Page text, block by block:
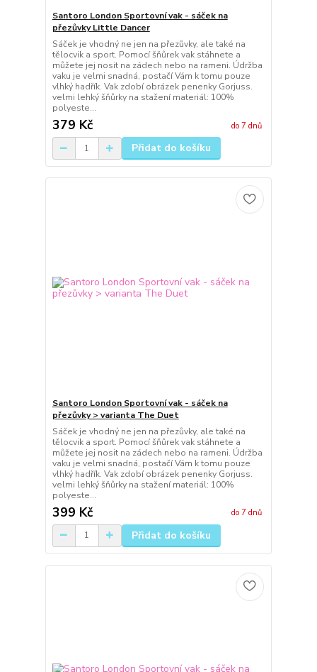
Santoro London Sportovní vak - sáček na
přezůvky Little Dancer
Sáček je vhodný ne jen na přezůvky, ale také na
tělocvik a sport. Pomocí šňůrek vak stáhnete a
můžete jej nosit na zádech nebo na rameni. Údržba
vaku je velmi snadná, postačí Vám k tomu pouze
vlhký hadřík. Vak zdobí obrázek penenky Gorjuss.
velmi lehký šňůrky na stažení materiál: 100%
polyeste...
379 Kč do 7 dnů
Přidat do košíku
Santoro London Sportovní vak - sáček na
přezůvky > varianta The Duet
Sáček je vhodný ne jen na přezůvky, ale také na
tělocvik a sport. Pomocí šňůrek vak stáhnete a
můžete jej nosit na zádech nebo na rameni. Údržba
vaku je velmi snadná, postačí Vám k tomu pouze
vlhký hadřík. Vak zdobí obrázek penenky Gorjuss.
velmi lehký šňůrky na stažení materiál: 100%
polyeste...
399 Kč do 7 dnů
Přidat do košíku